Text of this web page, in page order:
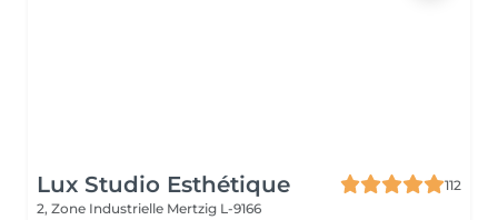
Lux Studio Esthétique
112
2, Zone Industrielle Mertzig L-9166